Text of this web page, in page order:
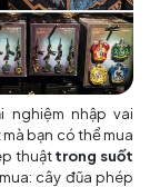
nghiệm nhập vai
bạn có thể mua
thuậttrong suốt
cây đũa phép